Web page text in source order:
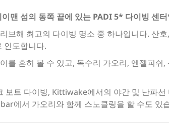
맨 섬의 동쪽 끝에 있는 PADI 5* 다이빙 센
브해 최고의 다이빙 명소 중 하나입니다. 산
인도합니다.
를 흔히 볼 수 있고, 독수리 가오리, 엔젤피
보트 다이빙, Kittiwake에서의 야간 및 난파
에서 가오리와 함께 스노클링을 할 수도 있